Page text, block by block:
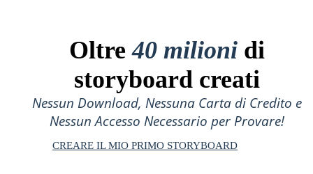
Oltre40 milioni di
storyboard creati
Nessun Download, Nessuna Carta di Credito e
Nessun Accesso Necessario per Provare!
CREARE IL MIO PRIMO STORYBOARD